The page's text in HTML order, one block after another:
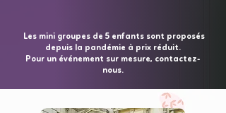
Les mini groupes de 5 enfants sont proposés
depuis la pandémie à prix réduit.
Pour un événement sur mesure, contactez-
nous.